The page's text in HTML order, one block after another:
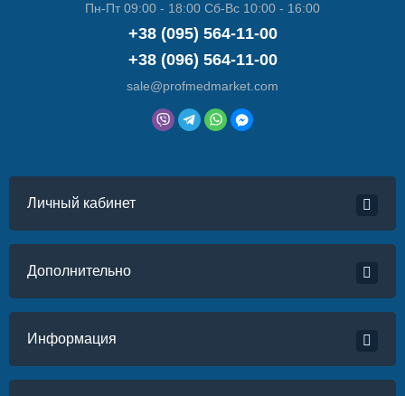
Пн-Пт 09:00 - 18:00 Сб-Вс 10:00 - 16:00
+38 (095) 564-11-00
+38 (096) 564-11-00
sale@profmedmarket.com
Личный кабинет
Дополнительно
Информация